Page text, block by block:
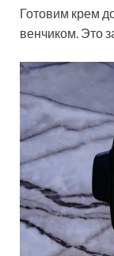
Готовим крем
венчиком. Это